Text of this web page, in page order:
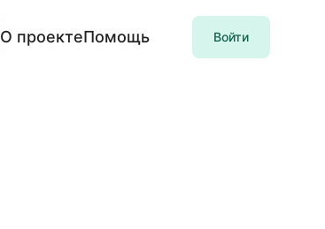
О проектеПомощь Войти